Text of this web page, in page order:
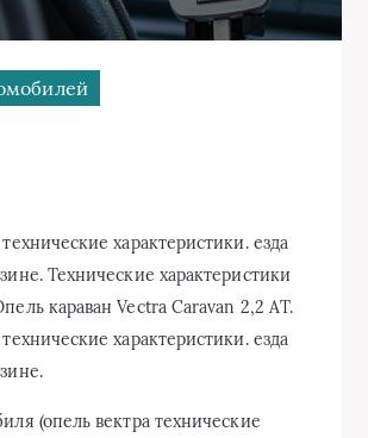
характеристики. езда
Технические характеристики
караван Vectra Caravan 2,2 AT.
характеристики. езда
(опель вектра технические